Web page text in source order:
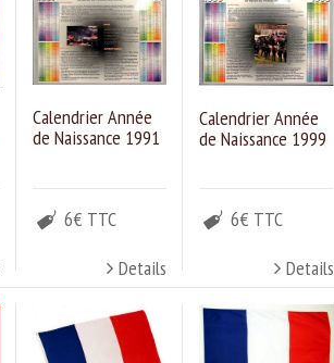
Calendrier Année
de Naissance 1991
6€ TTC
Details
Calendrier Année
de Naissance 1999
6€ TTC
Details